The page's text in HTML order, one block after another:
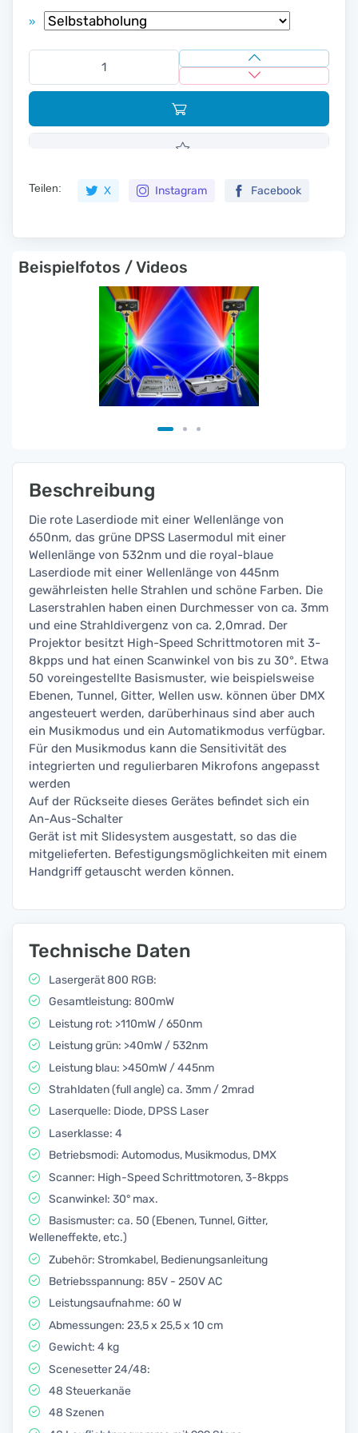
»
Teilen: X Instagram Facebook
Beispielfotos / Videos
Beschreibung
Die rote Laserdiode mit einer Wellenlänge von
650nm, das grüne DPSS Lasermodul mit einer
Wellenlänge von 532nm und die royal-blaue
Laserdiode mit einer Wellenlänge von 445nm
gewährleisten helle Strahlen und schöne Farben. Die
Laserstrahlen haben einen Durchmesser von ca. 3mm
und eine Strahldivergenz von ca. 2,0mrad. Der
Projektor besitzt High-Speed Schrittmotoren mit 3-
8kpps und hat einen Scanwinkel von bis zu 30°. Etwa
50 voreingestellte Basismuster, wie beispielsweise
Ebenen, Tunnel, Gitter, Wellen usw. können über DMX
angesteuert werden, darüberhinaus sind aber auch
ein Musikmodus und ein Automatikmodus verfügbar.
Für den Musikmodus kann die Sensitivität des
integrierten und regulierbaren Mikrofons angepasst
werden
Auf der Rückseite dieses Gerätes befindet sich ein
An-Aus-Schalter
Gerät ist mit Slidesystem ausgestatt, so das die
mitgelieferten. Befestigungsmöglichkeiten mit einem
Handgriff getauscht werden können.
Technische Daten
Lasergerät 800 RGB:
Gesamtleistung: 800mW
Leistung rot: >110mW / 650nm
Leistung grün: >40mW / 532nm
Leistung blau: >450mW / 445nm
Strahldaten (full angle) ca. 3mm / 2mrad
Laserquelle: Diode, DPSS Laser
Laserklasse: 4
Betriebsmodi: Automodus, Musikmodus, DMX
Scanner: High-Speed Schrittmotoren, 3-8kpps
Scanwinkel: 30° max.
Basismuster: ca. 50 (Ebenen, Tunnel, Gitter,
Welleneffekte, etc.)
Zubehör: Stromkabel, Bedienungsanleitung
Betriebsspannung: 85V - 250V AC
Leistungsaufnahme: 60 W
Abmessungen: 23,5 x 25,5 x 10 cm
Gewicht: 4 kg
Scenesetter 24/48:
48 Steuerkanäe
48 Szenen